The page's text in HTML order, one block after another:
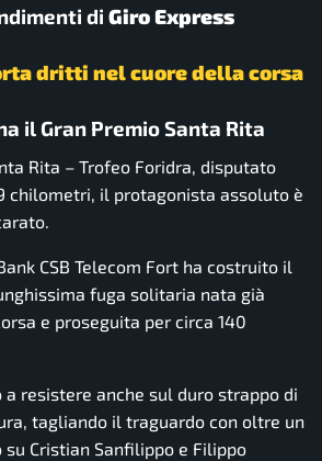
di Giro Express
dritti nel cuore della corsa
il Gran Premio Santa Rita
Rita – Trofeo Foridra, disputato
chilometri, il protagonista assoluto è
.
CSB Telecom Fort ha costruito il
fuga solitaria nata già
e proseguita per circa 140
resistere anche sul duro strappo di
tagliando il traguardo con oltre un
su Cristian Sanfilippo e Filippo